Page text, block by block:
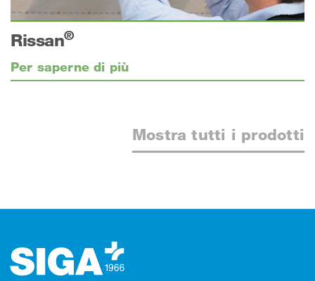
Rissan®
Per saperne di più
Mostra tutti i prodotti